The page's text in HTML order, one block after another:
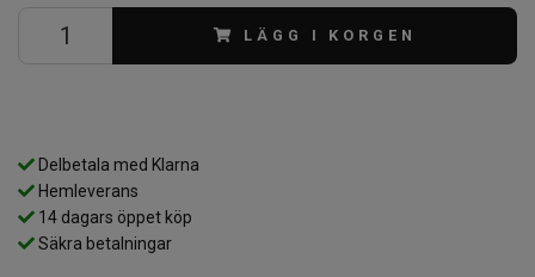
LÄGG I KORGEN
Delbetala med Klarna
Hemleverans
14 dagars öppet köp
Säkra betalningar